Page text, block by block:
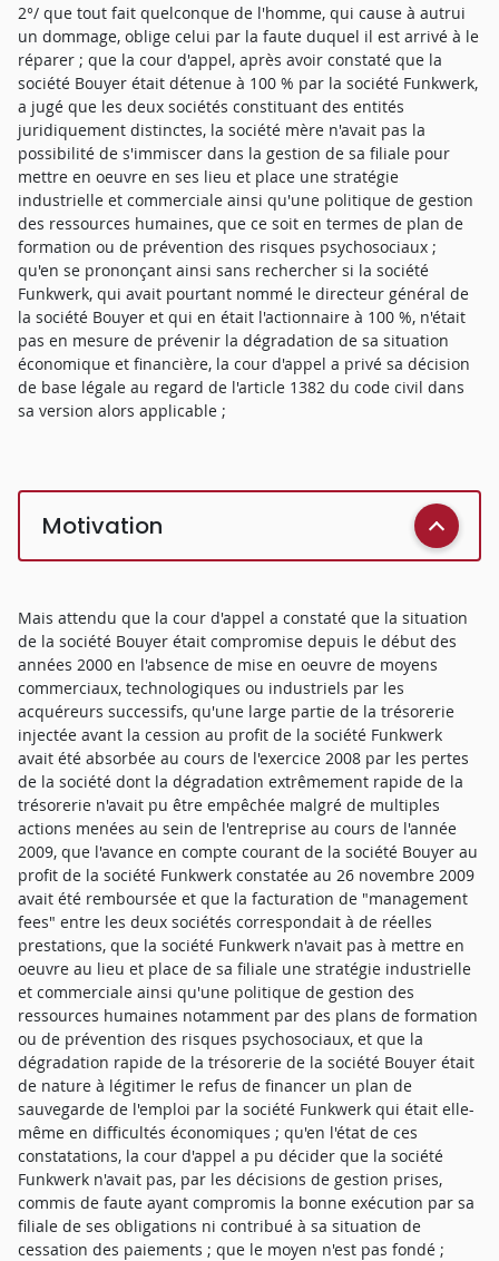
2°/ que tout fait quelconque de l'homme, qui cause à autrui
un dommage, oblige celui par la faute duquel il est arrivé à le
réparer ; que la cour d'appel, après avoir constaté que la
société Bouyer était détenue à 100 % par la société Funkwerk,
a jugé que les deux sociétés constituant des entités
juridiquement distinctes, la société mère n'avait pas la
possibilité de s'immiscer dans la gestion de sa filiale pour
mettre en oeuvre en ses lieu et place une stratégie
industrielle et commerciale ainsi qu'une politique de gestion
des ressources humaines, que ce soit en termes de plan de
formation ou de prévention des risques psychosociaux ;
qu'en se prononçant ainsi sans rechercher si la société
Funkwerk, qui avait pourtant nommé le directeur général de
la société Bouyer et qui en était l'actionnaire à 100 %, n'était
pas en mesure de prévenir la dégradation de sa situation
économique et financière, la cour d'appel a privé sa décision
de base légale au regard de l'article 1382 du code civil dans
sa version alors applicable ;
Motivation
Mais attendu que la cour d'appel a constaté que la situation
de la société Bouyer était compromise depuis le début des
années 2000 en l'absence de mise en oeuvre de moyens
commerciaux, technologiques ou industriels par les
acquéreurs successifs, qu'une large partie de la trésorerie
injectée avant la cession au profit de la société Funkwerk
avait été absorbée au cours de l'exercice 2008 par les pertes
de la société dont la dégradation extrêmement rapide de la
trésorerie n'avait pu être empêchée malgré de multiples
actions menées au sein de l'entreprise au cours de l'année
2009, que l'avance en compte courant de la société Bouyer au
profit de la société Funkwerk constatée au 26 novembre 2009
avait été remboursée et que la facturation de "management
fees" entre les deux sociétés correspondait à de réelles
prestations, que la société Funkwerk n'avait pas à mettre en
oeuvre au lieu et place de sa filiale une stratégie industrielle
et commerciale ainsi qu'une politique de gestion des
ressources humaines notamment par des plans de formation
ou de prévention des risques psychosociaux, et que la
dégradation rapide de la trésorerie de la société Bouyer était
de nature à légitimer le refus de financer un plan de
sauvegarde de l'emploi par la société Funkwerk qui était elle-
même en difficultés économiques ; qu'en l'état de ces
constatations, la cour d'appel a pu décider que la société
Funkwerk n'avait pas, par les décisions de gestion prises,
commis de faute ayant compromis la bonne exécution par sa
filiale de ses obligations ni contribué à sa situation de
cessation des paiements ; que le moyen n'est pas fondé ;